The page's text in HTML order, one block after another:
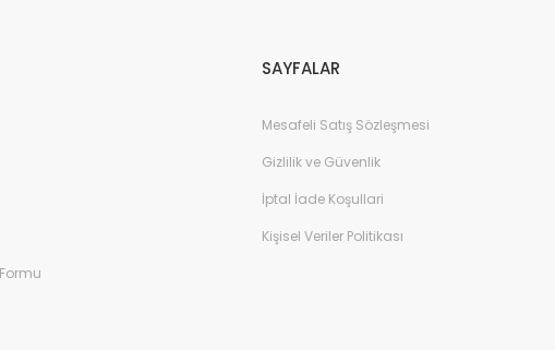
SAYFALAR
Mesafeli Satış Sözleşmesi
Gizlilik ve Güvenlik
İptal İade Koşullari
Kişisel Veriler Politikası